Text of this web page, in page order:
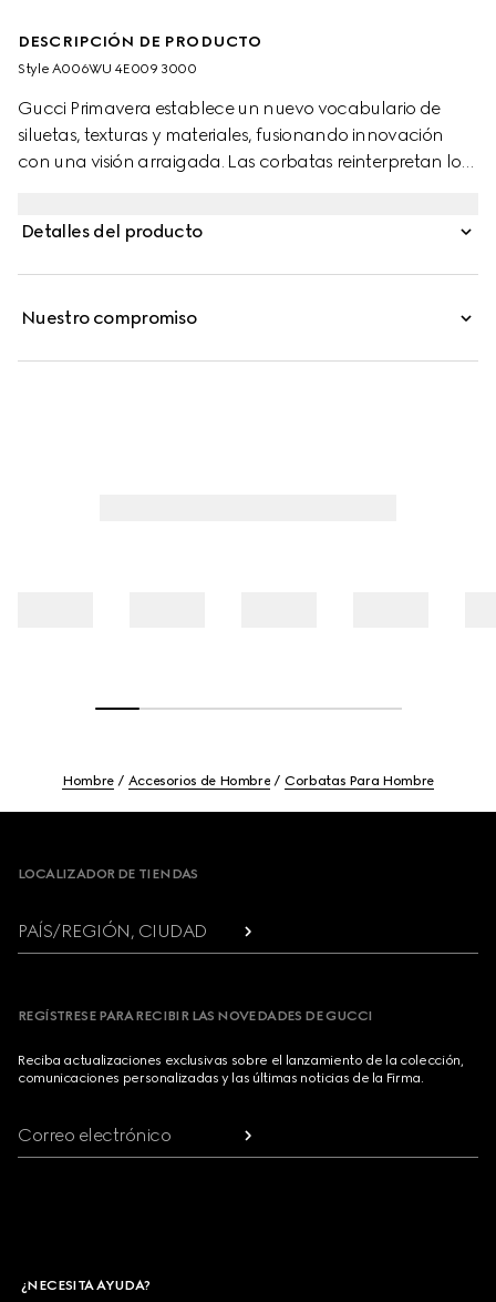
DESCRIPCIÓN DE PRODUCTO
Style ‎A006WU 4E009 3000
Gucci Primavera establece un nuevo vocabulario de
siluetas, texturas y materiales, fusionando innovación
con una visión arraigada. Las corbatas reinterpretan los
de colores de temporada. Esta se presenta en un
Detalles del producto
Nuestro compromiso
Hombre Accesorios de Hombre Corbatas Para Hombre
LOCALIZADOR DE TIENDAS
PAÍS/REGIÓN, CIUDAD
REGÍSTRESE PARA RECIBIR LAS NOVEDADES DE GUCCI
Reciba actualizaciones exclusivas sobre el lanzamiento de la colección,
comunicaciones personalizadas y las últimas noticias de la Firma.
Correo electrónico
¿NECESITA AYUDA?